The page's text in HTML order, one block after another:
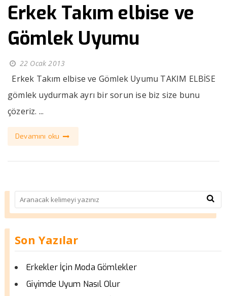
Erkek Takım elbise ve
Gömlek Uyumu
22 Ocak 2013
Erkek Takım elbise ve Gömlek Uyumu TAKIM ELBİSE
gömlek uydurmak ayrı bir sorun ise biz size bunu
çözeriz. ...
Devamını oku
Son Yazılar
Erkekler İçin Moda Gömlekler
Giyimde Uyum Nasıl Olur